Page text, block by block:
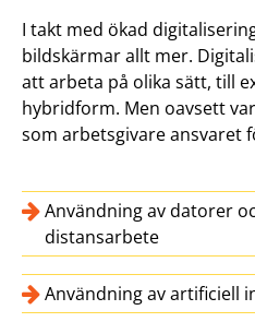
I takt med ökad
bildskärmar allt mer.
att arbeta på olika sätt, till
hybridform. Men oavsett
som arbetsgivare ansvaret
Användning av datorer
distansarbete
Användning av artificiell